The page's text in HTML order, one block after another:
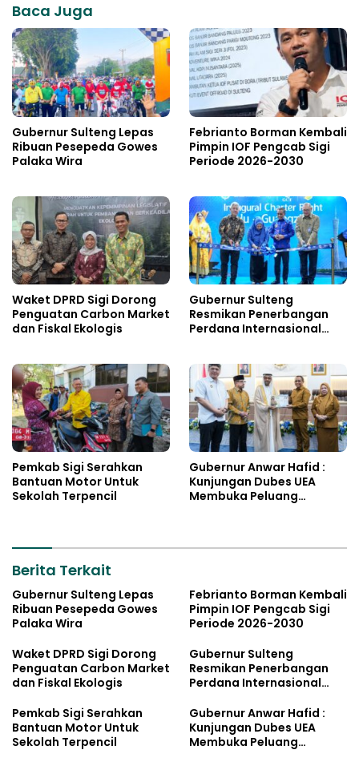
Baca Juga
Gubernur Sulteng Lepas
Ribuan Pesepeda Gowes
Palaka Wira
Febrianto Borman Kembali
Pimpin IOF Pengcab Sigi
Periode 2026-2030
Waket DPRD Sigi Dorong
Penguatan Carbon Market
dan Fiskal Ekologis
Gubernur Sulteng
Resmikan Penerbangan
Perdana Internasional
Pemkab Sigi Serahkan
Bantuan Motor Untuk
Sekolah Terpencil
Gubernur Anwar Hafid :
Kunjungan Dubes UEA
Membuka Peluang
Berita Terkait
Gubernur Sulteng Lepas
Ribuan Pesepeda Gowes
Palaka Wira
Febrianto Borman Kembali
Pimpin IOF Pengcab Sigi
Periode 2026-2030
Waket DPRD Sigi Dorong
Penguatan Carbon Market
dan Fiskal Ekologis
Gubernur Sulteng
Resmikan Penerbangan
Perdana Internasional
Pemkab Sigi Serahkan
Bantuan Motor Untuk
Sekolah Terpencil
Gubernur Anwar Hafid :
Kunjungan Dubes UEA
Membuka Peluang